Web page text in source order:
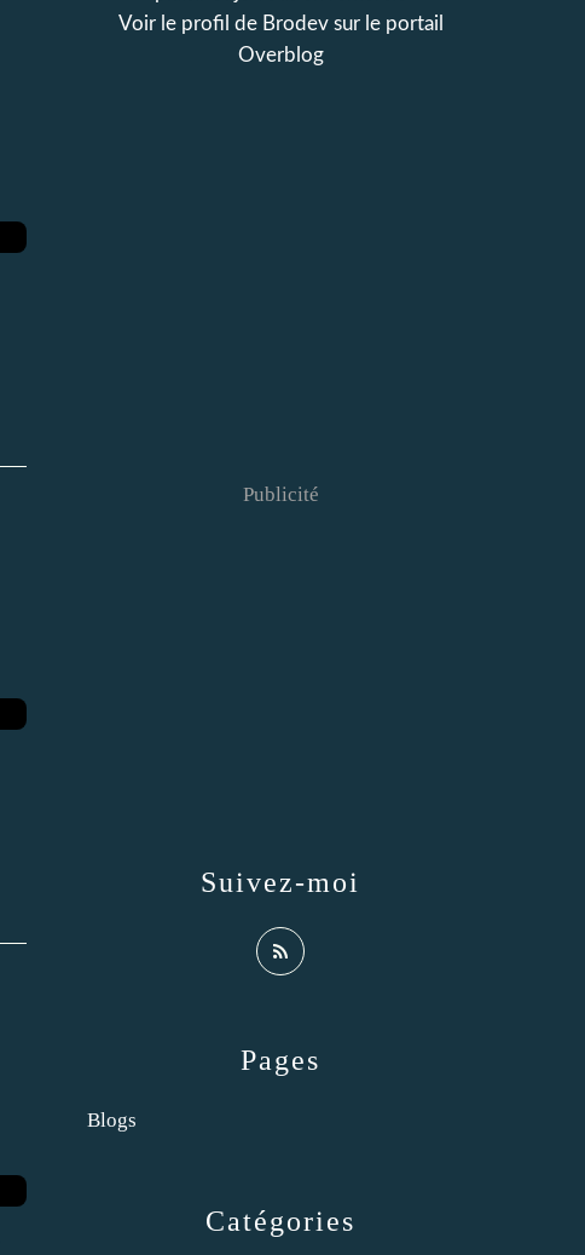
Catégories
Pages
Blogs
Voir le profil de Brodevsur le portail
Overblog
Suivez-moi
Publicité